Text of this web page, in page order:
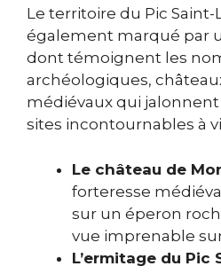
Le territoire du Pic Saint-
également marqué par
dont témoignent les
archéologiques,
médiévaux qui jalonnent
sites incontournables à
Le château de
forteresse
sur un éperon
vue imprenable
L’ermitage du Pic